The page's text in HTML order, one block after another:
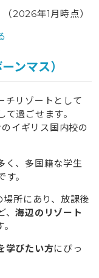
2026年1月時点）
マス）
チリゾートとして
過ごせます。
イギリス国内校の
く、多国籍な学生
。
所にあり、放課後
、海辺のリゾート
学びたい方にぴっ